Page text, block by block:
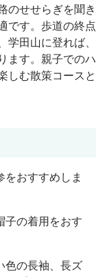
のせせらぎを聞き
です。歩道の終点
田山に登れば、
ます。親子でのハ
しむ散策コースと
おすすめしま
子の着用をおす
色の長袖、長ズ